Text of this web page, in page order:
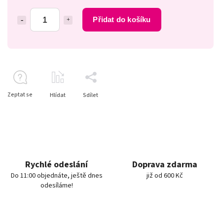
Přidat do košíku
Zeptat se Hlídat Sdílet
Rychlé odeslání
Do 11:00 objednáte, ještě dnes
odesíláme!
Doprava zdarma
již od 600 Kč